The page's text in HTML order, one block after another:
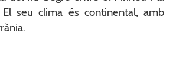
seu clima és continental, amb